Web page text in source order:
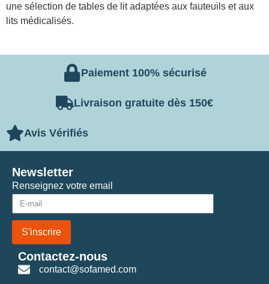
une sélection de tables de lit adaptées aux fauteuils et aux
lits médicalisés.
Paiement 100% sécurisé
Livraison gratuite dès 150€
Avis Vérifiés
Renseignez votre email
S'inscrire
Newsletter
Contactez-nous
contact@sofamed.com